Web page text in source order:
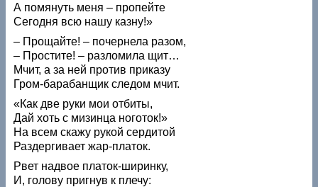
А помянуть меня – пропейте
Сегодня всю нашу казну!»
– Прощайте! – почернела разом,
– Простите! – разломила щит…
Мчит, а за ней против приказу
Гром-барабанщик следом мчит.
«Как две руки мои отбиты,
Дай хоть с мизинца ноготок!»
На всем скажу рукой сердитой
Раздергивает жар-платок.
Рвет надвое платок-ширинку,
И, голову пригнув к плечу: